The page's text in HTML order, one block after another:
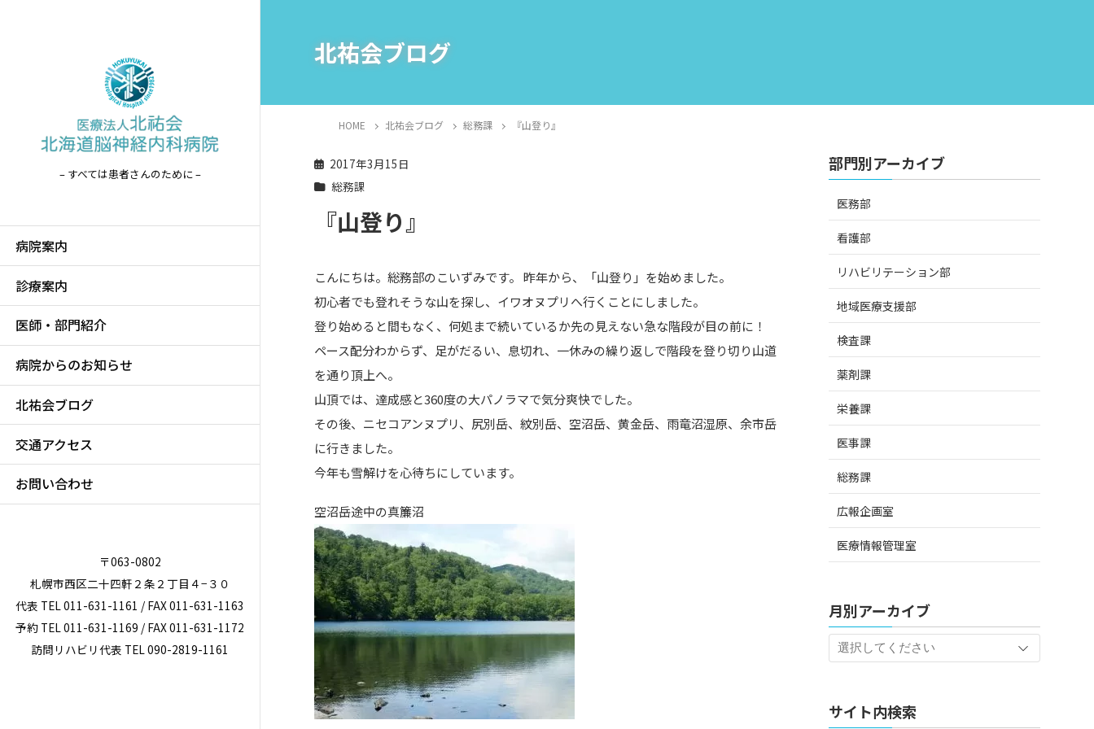
– すべては患者さんのために –
病院案内
診療案内
医師・部門紹介
病院からのお知らせ
北祐会ブログ
交通アクセス
お問い合わせ
〒063-0802
札幌市西区二十四軒２条２丁目４−３０
代表 TEL 011-631-1161 / FAX 011-631-1163
予約 TEL 011-631-1169 / FAX 011-631-1172
訪問リハビリ代表 TEL 090-2819-1161
北祐会ブログ
HOME 北祐会ブログ 総務課 『山登り』
2017年3月15日
総務課
『山登り』
こんにちは。総務部のこいずみです。 昨年から、「山登り」を始めました。
初心者でも登れそうな山を探し、イワオヌプリへ行くことにしました。
登り始めると間もなく、何処まで続いているか先の見えない急な階段が目の前に！
ペース配分わからず、足がだるい、息切れ、一休みの繰り返しで階段を登り切り山道
を通り頂上へ。
山頂では、達成感と360度の大パノラマで気分爽快でした。
その後、ニセコアンヌプリ、尻別岳、紋別岳、空沼岳、黄金岳、雨竜沼湿原、余市岳
に行きました。
今年も雪解けを心待ちにしています。
空沼岳途中の真簾沼
部門別アーカイブ
医務部
看護部
リハビリテーション部
地域医療支援部
検査課
薬剤課
栄養課
医事課
総務課
広報企画室
医療情報管理室
月別アーカイブ
サイト内検索